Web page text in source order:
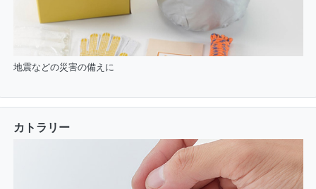
地震などの災害の備えに
カトラリー